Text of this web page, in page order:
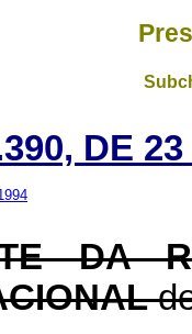
DE
DA